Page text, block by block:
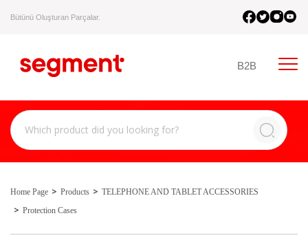
Bütünü Oluşturan Parçalar.
B2B
Home Page Products
TELEPHONE AND TABLET ACCESSORIES
Protection Cases